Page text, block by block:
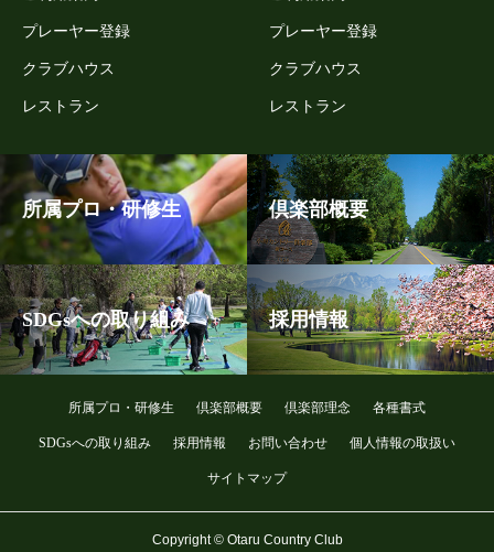
プレーヤー登録
クラブハウス
レストラン
プレーヤー登録
クラブハウス
レストラン
所属プロ・研修生 倶楽部概要
SDGsへの取り組み 採用情報
所属プロ・研修生 倶楽部概要 倶楽部理念 各種書式
SDGsへの取り組み 採用情報 お問い合わせ 個人情報の取扱い
サイトマップ
Copyright © Otaru Country Club